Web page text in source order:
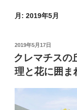
月: 2019年5月
投
稿
日:
2019年5月17日
クレマチスの
理と花に囲ま